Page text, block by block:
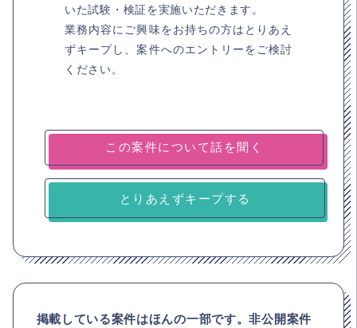
いた試験・検証を実施いただきます。
業務内容にご興味をお持ちの方はとりあえ
ずキープし、案件へのエントリーをご検討
ください。
とりあえずキープする
掲載している案件はほんの一部です。非公開案件